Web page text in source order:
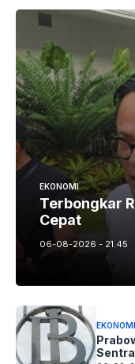
EKONOMI
Terbongkar
Cepat
06-08-2026 - 21.45
EKONOMI